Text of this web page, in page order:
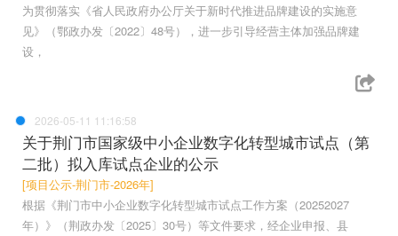
为贯彻落实《省人民政府办公厅关于新时代推进品牌建设的实施意
见》（鄂政办发〔2022〕48号），进一步引导经营主体加强品牌建
设，
2026-05-11 11:16:58
关于荆门市国家级中小企业数字化转型城市试点（第
二批）拟入库试点企业的公示
[项目公示-荆门市-2026年]
根据《荆门市中小企业数字化转型城市试点工作方案（20252027
年）》（荆政办发〔2025〕30号）等文件要求，经企业申报、县